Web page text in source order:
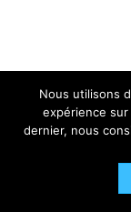
Nous utilisons
expérience
dernier, nous